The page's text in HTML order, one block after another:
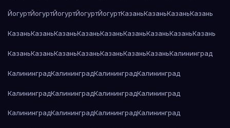
ЙогуртЙогуртЙогуртЙогуртЙогуртКазаньКазаньКазаньКазань
КазаньКазаньКазаньКазаньКазаньКазаньКазаньКазаньКазань
КазаньКазаньКазаньКазаньКазаньКазаньКазаньКалининград
КалининградКалининградКалининградКалининград
КалининградКалининградКалининградКалининград
КалининградКалининградКалининградКалининград